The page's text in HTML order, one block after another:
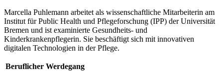
Marcella Puhlemann arbeitet als wissenschaftliche Mitarbeiterin am
Institut für Public Health und Pflegeforschung (IPP) der Universität
Bremen und ist examinierte Gesundheits- und
Kinderkrankenpflegerin. Sie beschäftigt sich mit innovativen
digitalen Technologien in der Pflege.
Beruflicher Werdegang